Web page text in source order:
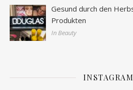
Gesund durch den
Produkten
In Beauty
INSTAGRAM